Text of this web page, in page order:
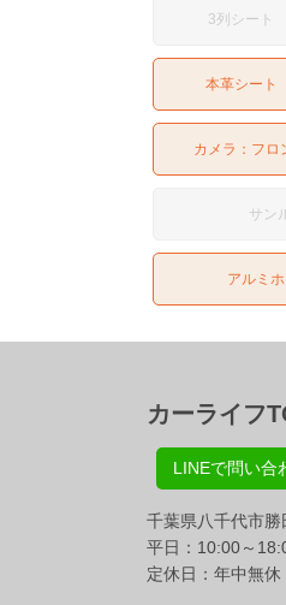
3列シート
本革シート
カメラ： フロ
サン
アルミ
カーライフ
LINEで問い合
千葉県八千代市
平日：10:00～
定休日：年中無